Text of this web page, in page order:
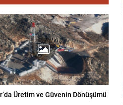
Üretim ve Güvenin Dönüşümü